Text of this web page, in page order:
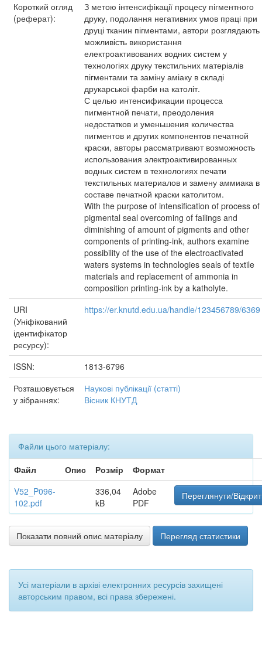
Короткий огляд
(реферат):
З метою інтенсифікації процесу пігментного
друку, подолання негативних умов праці при
друці тканин пігментами, автори розглядають
можливість використання
електроактивованих водних систем у
технологіях друку текстильних матеріалів
пігментами та заміну аміаку в складі
друкарської фарби на католіт.
С целью интенсификации процесса
пигментной печати, преодоления
недостатков и уменьшения количества
пигментов и других компонентов печатной
краски, авторы рассматривают возможность
использования электроактивированных
водных систем в технологиях печати
текстильных материалов и замену аммиака в
составе печатной краски католитом.
With the purpose of intensification of process of
pigmental seal overcoming of failings and
diminishing of amount of pigments and other
components of printing-ink, authors examine
possibility of the use of the electroactivated
waters systems in technologies seals of textile
materials and replacement of ammonia in
composition printing-ink by a katholyte.
URI
(Уніфікований
ідентифікатор
ресурсу):
https://er.knutd.edu.ua/handle/123456789/6369
ISSN:
1813-6796
Розташовується
у зібраннях:
Наукові публікації (статті)
Вісник КНУТД
Файли цього матеріалу:
Файл
Опис Розмір
Формат
V52_P096-
102.pdf
336,04
kB
Adobe
PDF
Переглянути/
Показати повний опис матеріалу Перегляд статистики
Усі матеріали в архіві електронних ресурсів захищені
авторським правом, всі права збережені.